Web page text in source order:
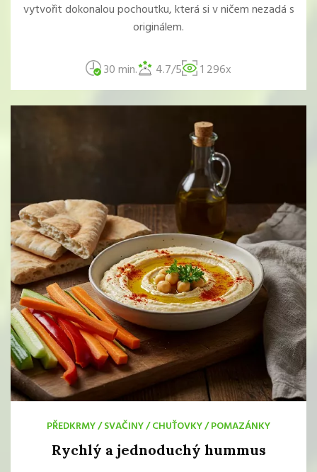
vytvořit dokonalou pochoutku, která si v ničem nezadá s
originálem.
30 min. 4.7/5 1 296x
PŘEDKRMY/SVAČINY/CHUŤOVKY/POMAZÁNKY
Rychlý a jednoduchý hummus